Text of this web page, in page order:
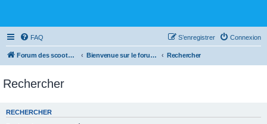
FAQ Connexion
S’enregistrer
Forum des scooters SYM - GTS -MAXSYM - CRUISYM - JOYMAX - Maxsym TL Bienvenue sur le forum des scooters de la gamme SYM Rechercher
Rechercher
RECHERCHER